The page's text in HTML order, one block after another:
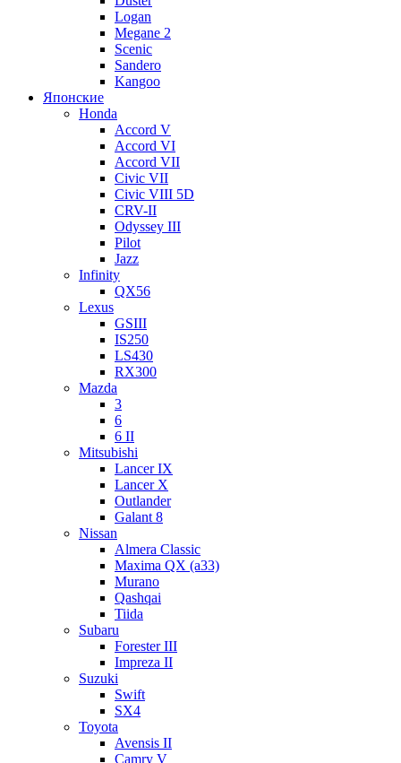
Logan
Megane 2
Scenic
Sandero
Kangoo
Японские
Honda
Accord V
Accord VI
Accord VII
Civic VII
Civic VIII 5D
CRV-II
Odyssey III
Pilot
Jazz
Infinity
QX56
Lexus
GSIII
IS250
LS430
RX300
Mazda
3
6
6 II
Mitsubishi
Lancer IX
Lancer X
Outlander
Galant 8
Nissan
Almera Classic
Maxima QX (a33)
Murano
Qashqai
Tiida
Subaru
Forester III
Impreza II
Suzuki
Swift
SX4
Toyota
Avensis II
Camry V